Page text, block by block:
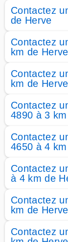
Contactez
de Herve
Contactez
km de Herve
Contactez
km de Herve
Contactez
4890 à 3
Contactez
4650 à 4
Contactez
à 4 km de
Contactez
km de Herve
Contactez